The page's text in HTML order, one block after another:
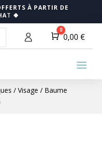
À PARTIR DE
T 🍀
Panier
0
0,00 €
/ Visage / Baume